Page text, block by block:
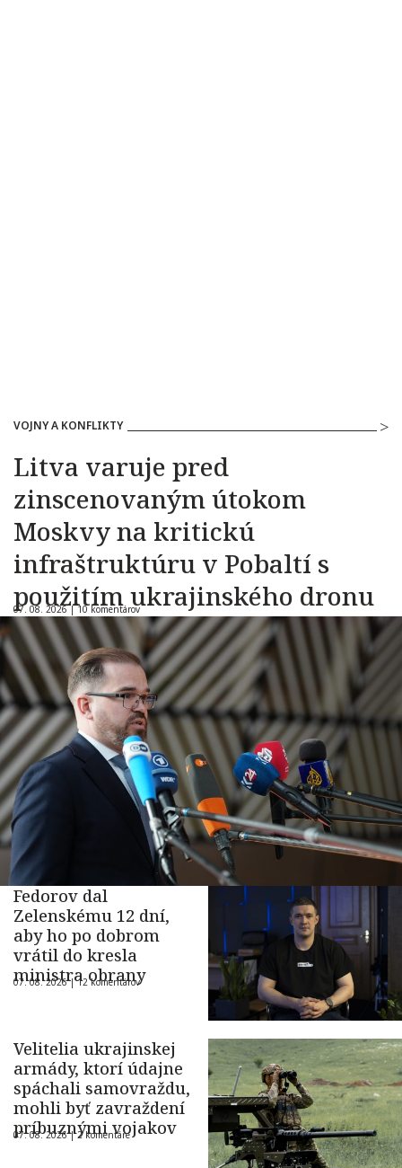
VOJNY A KONFLIKTY
Litva varuje pred
zinscenovaným útokom
Moskvy na kritickú
infraštruktúru v Pobaltí s
použitím ukrajinského dronu
07. 08. 2026 |10 komentárov
Fedorov dal
Zelenskému 12 dní,
aby ho po dobrom
vrátil do kresla
ministra obrany
07. 08. 2026 |12 komentárov
Velitelia ukrajinskej
armády, ktorí údajne
spáchali samovraždu,
mohli byť zavraždení
príbuznými vojakov
07. 08. 2026 |2 komentáre